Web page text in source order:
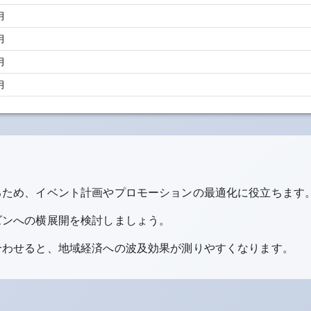
め、イベント計画やプロモーションの最適化に役立ちます。
への横展開を検討しましょう。
せると、地域経済への波及効果が測りやすくなります。